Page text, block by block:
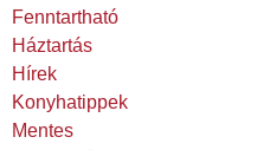
Fenntartható
Háztartás
Hírek
Konyhatippek
Mentes